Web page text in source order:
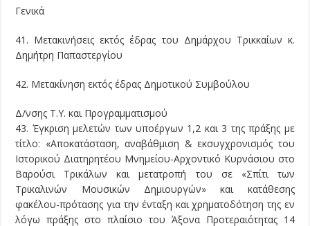
Γενικά
41. Μετακινήσεις εκτός έδρας του Δημάρχου Τρικκαίων κ.
Δημήτρη Παπαστεργίου
42. Μετακίνηση εκτός έδρας Δημοτικού Συμβούλου
Δ/νσης Τ.Υ. και Προγραμματισμού
43. Έγκριση μελετών των υποέργων 1,2 και 3 της πράξης με
τίτλο: «Αποκατάσταση, αναβάθμιση & εκσυγχρονισμός του
Ιστορικού Διατηρητέου Μνημείου-Αρχοντικό Κυρνάσιου στο
Βαρούσι Τρικάλων και μετατροπή του σε «Σπίτι των
Τρικαλινών Μουσικών Δημιουργών» και κατάθεσης
φακέλου-πρότασης για την ένταξη και χρηματοδότηση της εν
λόγω πράξης στο πλαίσιο του Άξονα Προτεραιότητας 14